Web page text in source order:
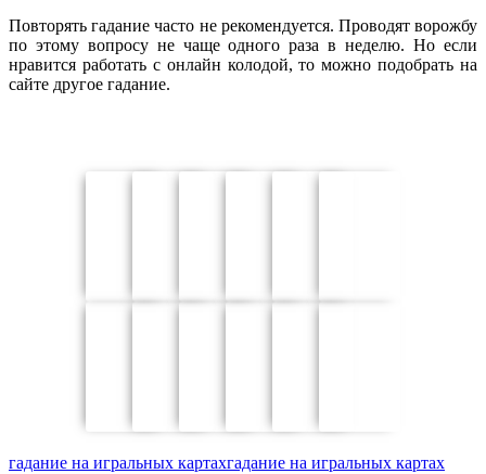
Повторять гадание часто не рекомендуется. Проводят ворожбу
по этому вопросу не чаще одного раза в неделю. Но если
нравится работать с онлайн колодой, то можно подобрать на
сайте другое гадание.
гадание на игральных картахгадание на игральных картах